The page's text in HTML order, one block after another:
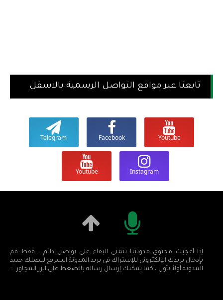
تابعنا عبر مواقع التواصل الرسمية بالاسفل
Youtube
Facebook
Telegram
Instagram
Youtube
إذا أعجبك محتوى مدونتنا نتمنى البقاء على تواصل دائم ، فقط قم
بإدخال بريدك الإلكتروني للإشتراك في بريد المدونة السريع ليصلك جديد
المدونة أولاً بأول ، كما يمكنك إرسال رساله بالضغط على الزر المجاور ...